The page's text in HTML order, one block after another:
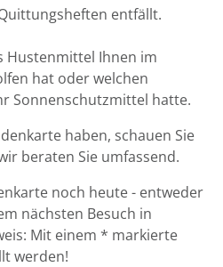
entfällt.
Hustenmittel Ihnen im
hat oder welchen
Sonnenschutzmittel hatte.
haben, schauen Sie
beraten Sie umfassend.
noch heute - entweder
nächsten Besuch in
Mit einem * markierte
werden!